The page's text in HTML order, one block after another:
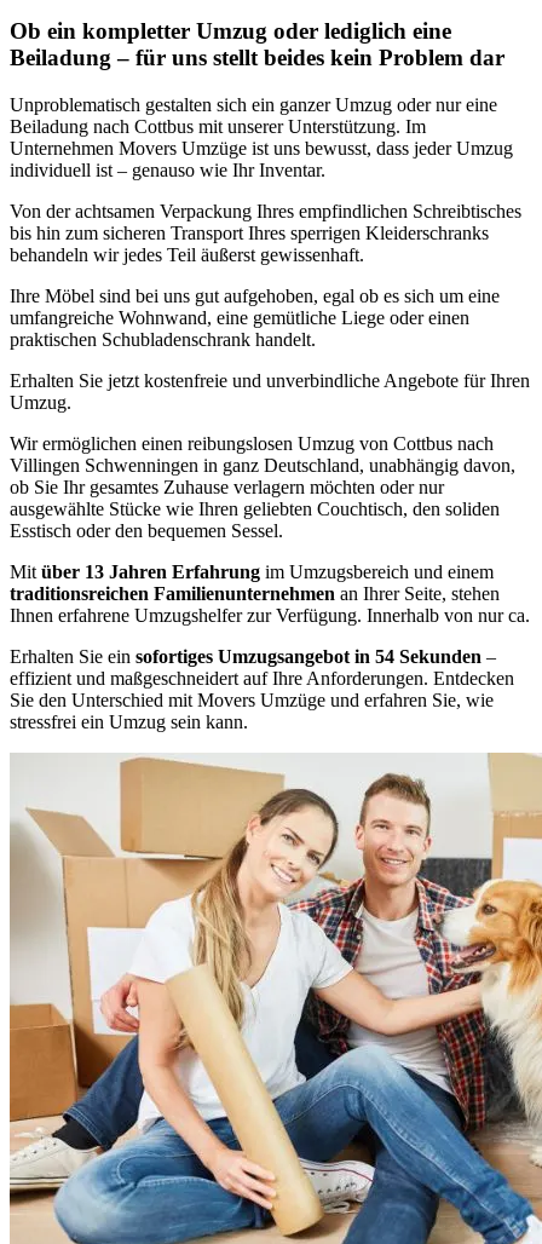
Ob ein kompletter Umzug oder lediglich eine
Beiladung – für uns stellt beides kein Problem dar
Unproblematisch gestalten sich ein ganzer Umzug oder nur eine
Beiladung nach Cottbus mit unserer Unterstützung. Im
Unternehmen Movers Umzüge ist uns bewusst, dass jeder Umzug
individuell ist – genauso wie Ihr Inventar.
Von der achtsamen Verpackung Ihres empfindlichen Schreibtisches
bis hin zum sicheren Transport Ihres sperrigen Kleiderschranks
behandeln wir jedes Teil äußerst gewissenhaft.
Ihre Möbel sind bei uns gut aufgehoben, egal ob es sich um eine
umfangreiche Wohnwand, eine gemütliche Liege oder einen
praktischen Schubladenschrank handelt.
Erhalten Sie jetzt kostenfreie und unverbindliche Angebote für Ihren
Umzug.
Wir ermöglichen einen reibungslosen Umzug von Cottbus nach
Villingen Schwenningen in ganz Deutschland⁠, unabhängig davon,
ob Sie Ihr gesamtes Zuhause verlagern möchten oder nur
ausgewählte Stücke wie Ihren geliebten Couchtisch, den soliden
Esstisch oder den bequemen Sessel.
Mit über 13 Jahren Erfahrung im Umzugsbereich und einem
traditionsreichen Familienunternehmen an Ihrer Seite, stehen
Ihnen erfahrene Umzugshelfer zur Verfügung. Innerhalb von nur ca.
Erhalten Sie ein sofortiges Umzugsangebot in 54 Sekunden –
effizient und maßgeschneidert auf Ihre Anforderungen. Entdecken
Sie den Unterschied mit Movers Umzüge und erfahren Sie, wie
stressfrei ein Umzug sein kann.